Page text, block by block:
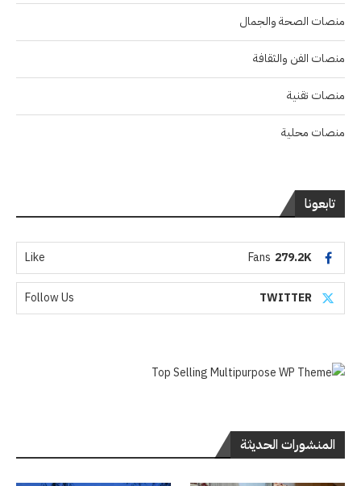
منصات الصحة والجمال
منصات الفن والثقافة
منصات تقنية
منصات محلية
تابعونا
279.2K
Fans
Like
TWITTER
Follow Us
المنشورات الحديثة